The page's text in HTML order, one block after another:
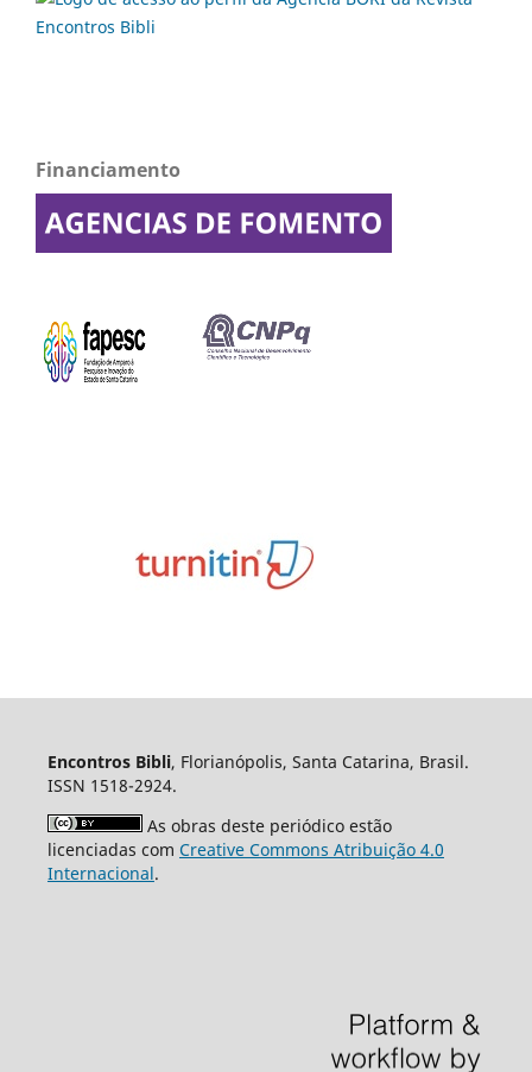
Financiamento
Encontros Bibli, Florianópolis, Santa Catarina, Brasil.
ISSN 1518-2924.
As obras deste periódico estão
licenciadas com Creative Commons Atribuição 4.0
Internacional.